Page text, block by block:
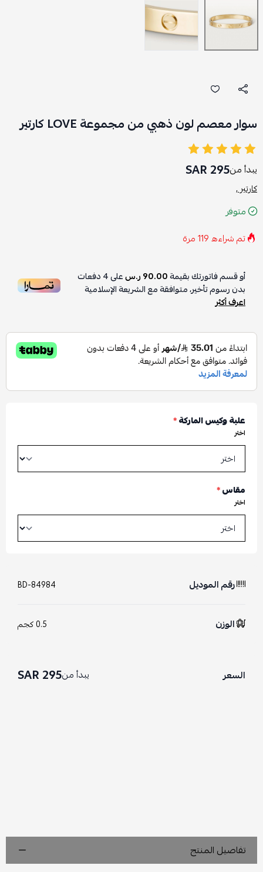
سوار معصم لون ذهبي من مجموعة LOVE كارتير
يبدأ من295 SAR
كارتير ,
متوفر
تم شراءه119مرة
أو قسم فاتورتك بقيمة90.00 ر.س على4دفعات
بدون رسوم تأخير، متوافقة مع الشريعة الإسلامية
اعرف أكثر
علبة وكيس الماركة*
اختر
مقاس*
اختر
رقم الموديل BD-84984
الوزن 0.5 كجم
السعر يبدأ من295 SAR
تفاصيل المنتج